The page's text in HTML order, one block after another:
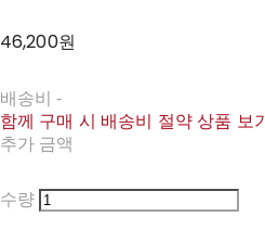
46,200원
배송비-
함께 구매 시 배송비 절약 상품 보기
추가 금액
수량